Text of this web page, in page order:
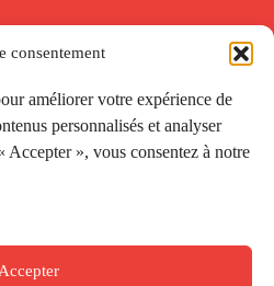
consentement
améliorer votre expérience de
personnalisés et analyser
», vous consentez à notre
Accepter